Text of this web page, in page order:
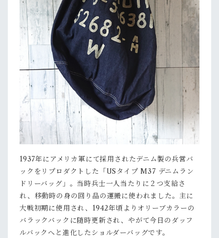
1937年にアメリカ軍にて採用されたデニム製の兵営バ
ックをリプロダクトした「USタイプ M37 デニムラン
ドリーバッグ」。当時兵士一人当たりに２つ支給さ
れ、移動時の身の回り品の運搬に使われました。主に
大戦初期に使用され、1942年頃よりオリーブカラーの
バラックバックに随時更新され、やがて今日のダッフ
ルバックへと進化したショルダーバッグです。